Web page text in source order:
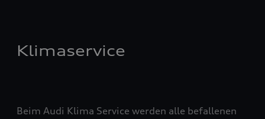
Klimaservice
Beim Audi Klima Service werden alle befallenen